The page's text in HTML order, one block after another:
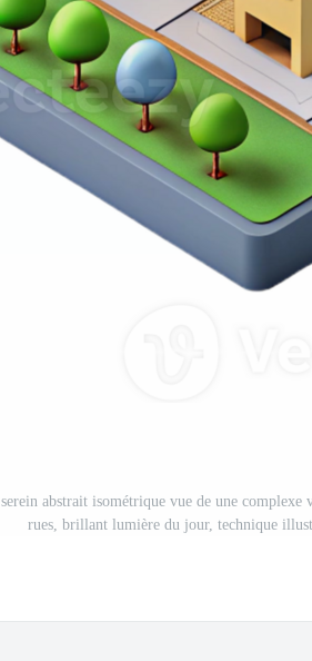
serein abstrait isométrique vue de une
rues, brillant lumière du jour, technique